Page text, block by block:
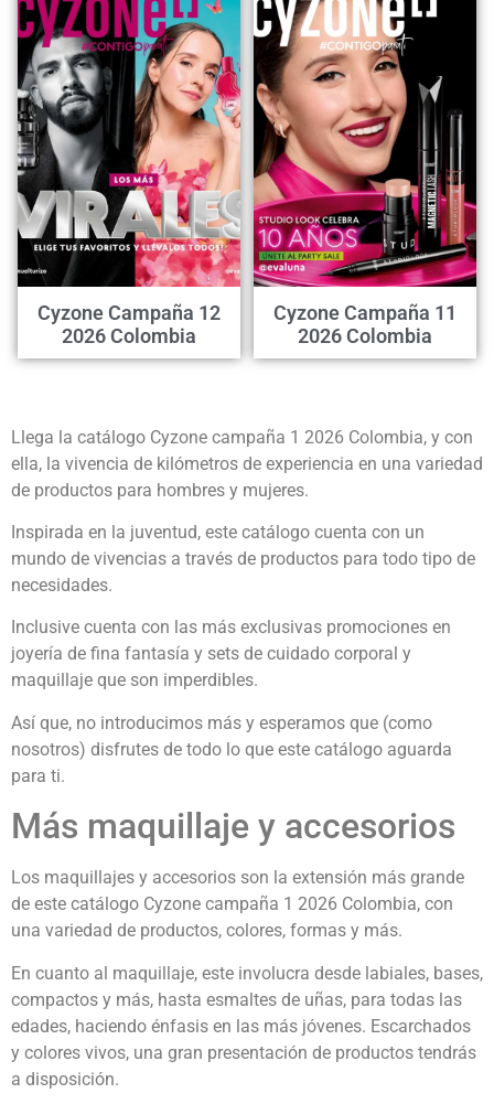
Cyzone Campaña 12
2026 Colombia
Cyzone Campaña 11
2026 Colombia
Llega la catálogo Cyzone campaña 1 2026 Colombia, y con
ella, la vivencia de kilómetros de experiencia en una variedad
de productos para hombres y mujeres.
Inspirada en la juventud, este catálogo cuenta con un
mundo de vivencias a través de productos para todo tipo de
necesidades.
Inclusive cuenta con las más exclusivas promociones en
joyería de fina fantasía y sets de cuidado corporal y
maquillaje que son imperdibles.
Así que, no introducimos más y esperamos que (como
nosotros) disfrutes de todo lo que este catálogo aguarda
para ti.
Más maquillaje y accesorios
Los maquillajes y accesorios son la extensión más grande
de este catálogo Cyzone campaña 1 2026 Colombia, con
una variedad de productos, colores, formas y más.
En cuanto al maquillaje, este involucra desde labiales, bases,
compactos y más, hasta esmaltes de uñas, para todas las
edades, haciendo énfasis en las más jóvenes. Escarchados
y colores vivos, una gran presentación de productos tendrás
a disposición.